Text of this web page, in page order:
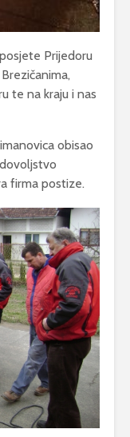
Prijedoru
te na kraju i nas
obisao
firma postize.